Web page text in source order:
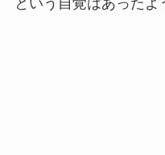
という自覚はあったよ